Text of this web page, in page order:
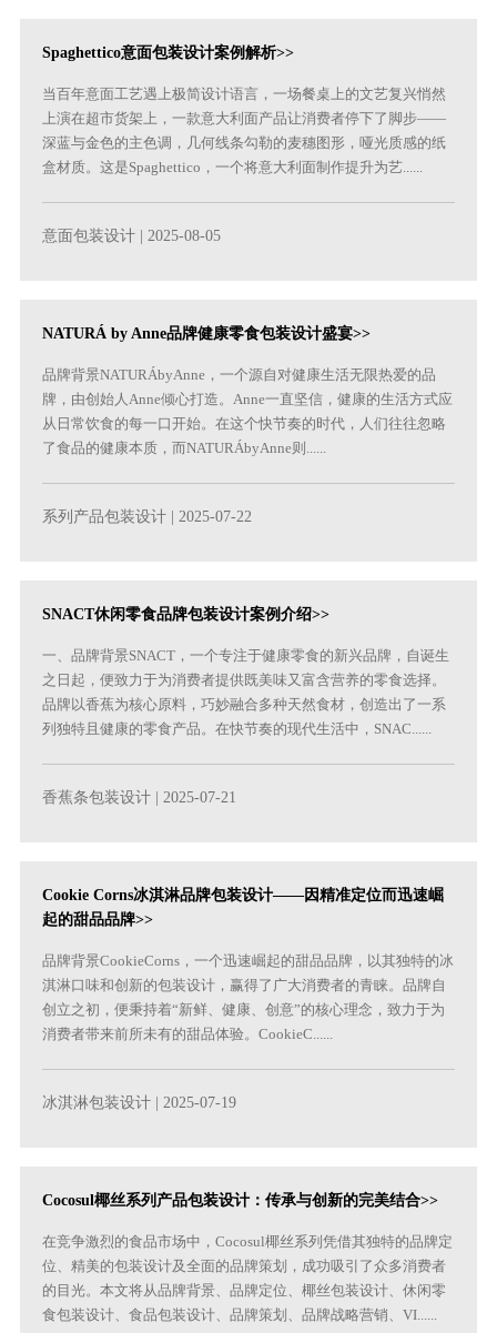
Spaghettico意面包装设计案例解析>>
当百年意面工艺遇上极简设计语言，一场餐桌上的文艺复兴悄然
上演在超市货架上，一款意大利面产品让消费者停下了脚步——
深蓝与金色的主色调，几何线条勾勒的麦穗图形，哑光质感的纸
盒材质。这是Spaghettico，一个将意大利面制作提升为艺......
意面包装设计 | 2025-08-05
NATURÁ by Anne品牌健康零食包装设计盛宴>>
品牌背景NATURÁbyAnne，一个源自对健康生活无限热爱的品
牌，由创始人Anne倾心打造。Anne一直坚信，健康的生活方式应
从日常饮食的每一口开始。在这个快节奏的时代，人们往往忽略
了食品的健康本质，而NATURÁbyAnne则......
系列产品包装设计 | 2025-07-22
SNACT休闲零食品牌包装设计案例介绍>>
‌一、品牌背景‌SNACT，一个专注于健康零食的新兴品牌，自诞生
之日起，便致力于为消费者提供既美味又富含营养的零食选择。
品牌以香蕉为核心原料，巧妙融合多种天然食材，创造出了一系
列独特且健康的零食产品。在快节奏的现代生活中，SNAC......
香蕉条包装设计 | 2025-07-21
‌Cookie Corns冰淇淋品牌包装设计——因精准定位而迅速崛
起的甜品品牌>>
‌品牌背景‌CookieCorns，一个迅速崛起的甜品品牌，以其独特的冰
淇淋口味和创新的包装设计，赢得了广大消费者的青睐。品牌自
创立之初，便秉持着“新鲜、健康、创意”的核心理念，致力于为
消费者带来前所未有的甜品体验。CookieC......
冰淇淋包装设计 | 2025-07-19
Cocosul椰丝系列产品包装设计：传承与创新的完美结合>>
在竞争激烈的食品市场中，Cocosul椰丝系列凭借其独特的品牌定
位、精美的包装设计及全面的品牌策划，成功吸引了众多消费者
的目光。本文将从品牌背景、品牌定位、椰丝包装设计、休闲零
食包装设计、食品包装设计、品牌策划、品牌战略营销、VI......